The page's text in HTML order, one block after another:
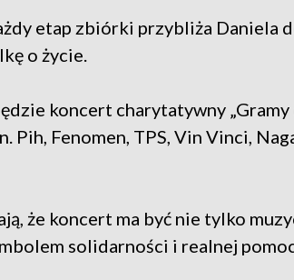
etap zbiórki przybliża Daniela
o życie.
koncert charytatywny „Gramy
Pih, Fenomen, TPS, Vin Vinci,
że koncert ma być nie tylko
solidarności i realnej